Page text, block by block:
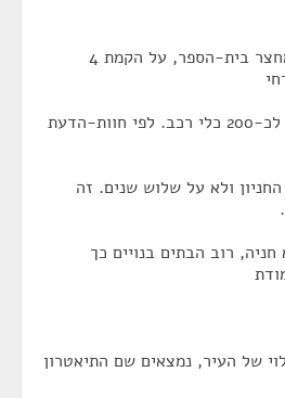
התכנית מדברת על חלק מחצר בית-הספר, על הקמת 4
של המגרש. החניון מיועד לכ-200 כלי רכב. לפי חוות-הדעת
ולא על שלוש שנים. זה
רוב הבתים בנויים כך
של העיר, נמצאים שם התיאטרון